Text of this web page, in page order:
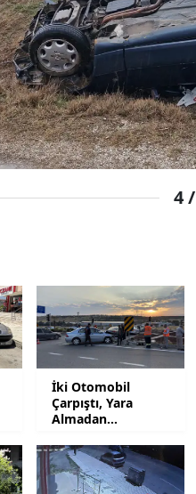
4 /
İki Otomobil
Çarpıştı, Yara
Almadan